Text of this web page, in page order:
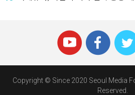
Copyright © Since 2020 Seoul Media
Reserved.